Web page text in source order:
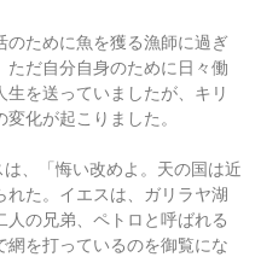
ために魚を獲る漁師に過ぎ
ただ自分自身のために日々働
を送っていましたが、キリ
化が起こりました。
、「悔い改めよ。天の国は近
た。イエスは、ガリラヤ湖
の兄弟、ペトロと呼ばれる
を打っているのを御覧にな